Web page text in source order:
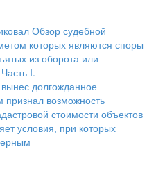
Обзор судебной
которых являются споры
из оборота или
I.
долгожданное
признал возможность
стоимости объектов
условия, при которых